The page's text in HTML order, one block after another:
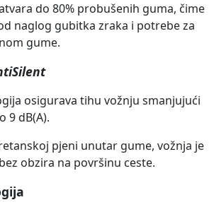
do 80% probušenih guma, čime
naglog gubitka zraka i potrebe za
gume.
osigurava tihu vožnju smanjujući
9 dB(A).
pjeni unutar gume, vožnja je
obzira na površinu ceste.